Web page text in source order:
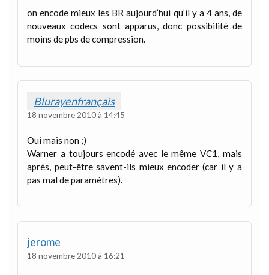
on encode mieux les BR aujourd’hui qu’il y a 4 ans, de
nouveaux codecs sont apparus, donc possibilité de
moins de pbs de compression.
Blurayenfrançais
18 novembre 2010 à 14:45
Oui mais non ;)
Warner a toujours encodé avec le même VC1, mais
après, peut-être savent-ils mieux encoder (car il y a
pas mal de paramètres).
jerome
18 novembre 2010 à 16:21